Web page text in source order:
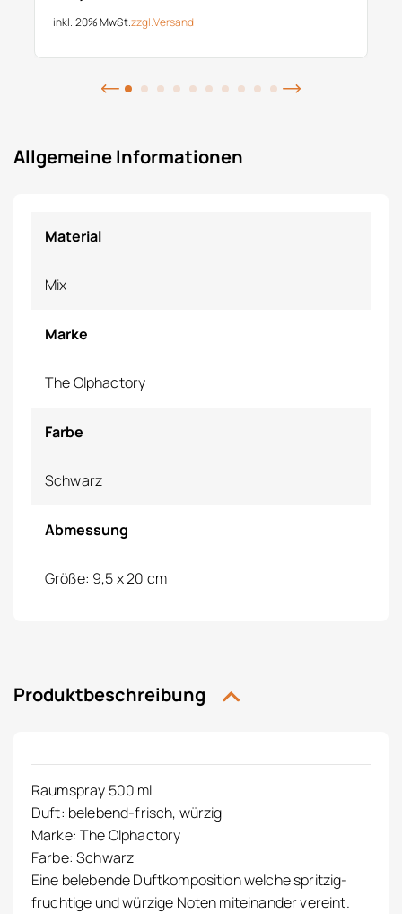
inkl. 20% MwSt.zzgl.Versand
Allgemeine Informationen
Material
Mix
Marke
The Olphactory
Farbe
Schwarz
Abmessung
Größe: 9,5 x 20 cm
Produktbeschreibung
Raumspray 500 ml
Duft: belebend-frisch, würzig
Marke: The Olphactory
Farbe: Schwarz
Eine belebende Duftkomposition welche spritzig-
fruchtige und würzige Noten miteinander vereint.